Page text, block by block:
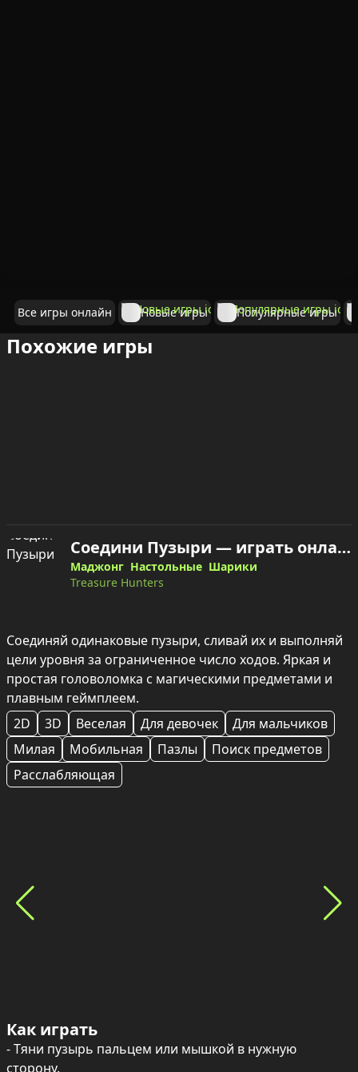
Все игры онлайн Новые игры Популярные игры
Похожие игры
Соедини Пузыри — играть онлайн
Маджонг Настольные Шарики
Treasure Hunters
Соединяй одинаковые пузыри, сливай их и выполняй
цели уровня за ограниченное число ходов. Яркая и
простая головоломка с магическими предметами и
плавным геймплеем.
2D
3D Веселая Для девочек
Для мальчиков
Милая
Мобильная Пазлы
Поиск предметов
Расслабляющая
Как играть
- Тяни пузырь пальцем или мышкой в нужную
сторону.